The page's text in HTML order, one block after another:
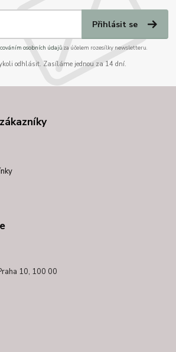
Přihlásit se
osobních údajůza účelem rozesílky newsletteru.
odhlásit. Zasíláme jednou za 14 dní.
10, 100 00